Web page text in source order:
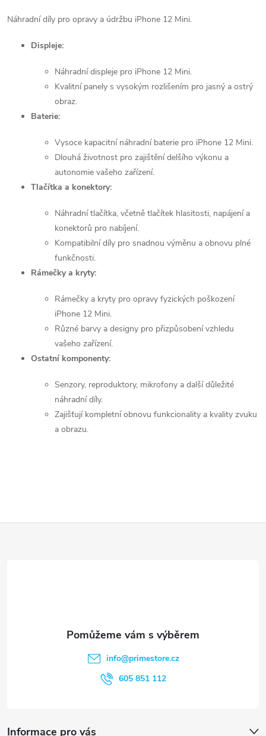
d
á
Náhradní díly pro opravy a údržbu iPhone 12 Mini.
Displeje:
Náhradní displeje pro iPhone 12 Mini.
Kvalitní panely s vysokým rozlišením pro jasný a ostrý
obraz.
Baterie:
Vysoce kapacitní náhradní baterie pro iPhone 12 Mini.
Dlouhá životnost pro zajištění delšího výkonu a
autonomie vašeho zařízení.
Tlačítka a konektory:
Náhradní tlačítka, včetně tlačítek hlasitosti, napájení a
konektorů pro nabíjení.
Kompatibilní díly pro snadnou výměnu a obnovu plné
funkčnosti.
Rámečky a kryty:
Rámečky a kryty pro opravy fyzických poškození
iPhone 12 Mini.
Různé barvy a designy pro přizpůsobení vzhledu
vašeho zařízení.
Ostatní komponenty:
Senzory, reproduktory, mikrofony a další důležité
náhradní díly.
Zajišťují kompletní obnovu funkcionality a kvality zvuku
a obrazu.
Informace pro vás
info@primestore.cz
605 851 112